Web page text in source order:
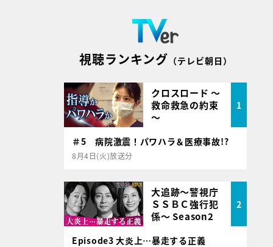
視聴ランキング （テレビ朝日）
クロスロード ～
救命救急の約束
～
1
＃5 病院激震！パワハラ＆医療事故!?
8月4日(火)放送分
大追跡～警視庁
ＳＳＢＣ強行犯
係～ Season2
2
Episode3 大炎上…暴走する正義